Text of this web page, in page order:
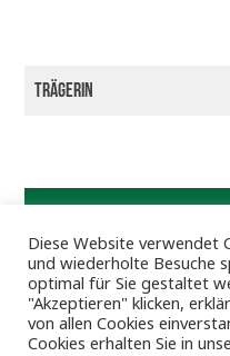
Trägerin
Diese Website verwendet
und wiederholte Besuche
optimal für Sie gestaltet
"Akzeptieren" klicken,
von allen Cookies
Cookies erhalten Sie in